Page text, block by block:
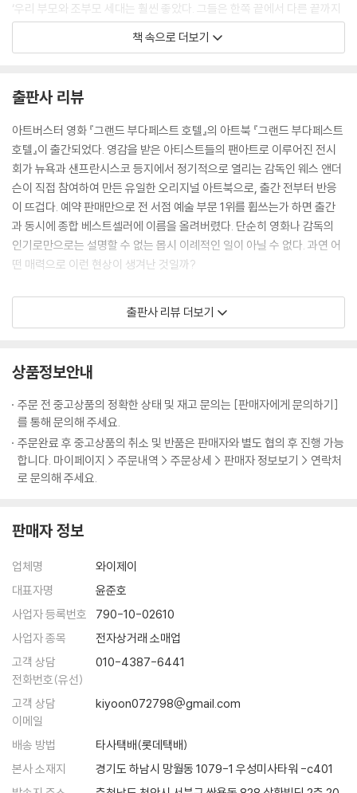
‘우리 부모와 조부모 세대는 훨씬 좋았다. 그들은 한쪽 끝에서 다른 끝까지
깔끔한 일직선으로 조용한 삶을 살았다. 그래서 나는 그들이 부러운가? 잘
모르겠다. 그들은 진짜 고통에서, 악의와 운명의 힘에서 멀리 떨어져 꾸벅
한 공포를 늘 새롭게 신경마다 느껴야 한다. 우리 삶의 매 시간은 세계의 운
명과 연결되어 있다. 비탄으로 또 즐거움으로, 우리는 우리 자신의 작은 삶
저 너머의 역사와 시간을 살아가지만, 그들은 자기 자신 너머의 것은 아무
것도 몰랐다. 그러므로 오늘날 우리 모두는, 가장 어린 인류라도, 우리 선조
의 가장 현명한 사람보다 현실에 대해 천 배는 많이 알고 있다. 그러나 우리
에게 거저 주어지는 것은 아무것도 없다. 우리는 그 대가를 완전히 치렀다.’
---「INTRODUCTION」중에서
마지막 숏들은 ‘유산으로서 스토리’라는 개념을 납득하게 만든다. 늙은 작
었던 것과 비슷한 노퍽 슈트를 입고 있으며 1968년의 호텔 과 비슷한 장식
의 서재에 있다. 젊은 작가의 목소리는 늙은 작가의 음성으로 바뀐다. “매
혹적인 낡은 폐허였지만, 다시 가보지 못했다.” 그리고 다시 묘지에 있는
「CRITICAL ESSAY」중에서
물론 웨스 앤더슨에게 ‘초안 같은 것’은 다른 감독에게는 완성품이다. 그날
본 편집본과 극장에서 개봉된 영화를 비교하면, 눈에 띄게 다른 점이 전혀
없었다. 완성작 같았다. 여러 겹으로 중첩된 스토리 전개 장치부터 시계태
엽처럼 딱 맞물려 돌아가는 등장인물과 사건까지, 영화가 전작들에 비해
어찌나 복잡해 보이는지 딱 한 번만 보고 웨스와 인터뷰할 생각을 하니 두
죠? 그냥 농담이었나요?
A : 아뇨, 그럴 의향이 있습니다.
요? 만약 존재한다면, 그 신은 위에서 지켜보고 있나요, 아니면 직접 간섭
하나요?
A : [긴 침묵] 신이 간섭합니다. ---「웨스 앤더슨 : 세 번째 인터뷰」중에서
츠바이크의 알프스 별장과 그랜드 부다페스트 호텔은 분명히 연결된다. 이
연결은 꼬리를 무는 연상 작용을 선언한다. 유럽의 사라진 과거를 찬양하
어먹게 추잡한 곰보 파시스트 개자식’의 손에 넘어가거나 폭격에 재가 될
지 모를 가능성을 미리 막으려는 구스타브, 구스타브의 스토리를 적당한
책 속으로 더보기
출판사 리뷰
아트버스터 영화 『그랜드 부다페스트 호텔』의 아트북 『그랜드 부다페스트
호텔』이 출간되었다. 영감을 받은 아티스트들의 팬아트로 이루어진 전시
회가 뉴욕과 샌프란시스코 등지에서 정기적으로 열리는 감독인 웨스 앤더
슨이 직접 참여하여 만든 유일한 오리지널 아트북으로, 출간 전부터 반응
이 뜨겁다. 예약 판매만으로 전 서점 예술 부문 1위를 휩쓰는가 하면 출간
과 동시에 종합 베스트셀러에 이름을 올려버렸다. 단순히 영화나 감독의
인기로만으로는 설명할 수 없는 몹시 이례적인 일이 아닐 수 없다. 과연 어
떤 매력으로 이런 현상이 생겨난 것일까?
웨스 앤더슨, 조금 별난 천재의 탄생
생활』(2004))나 야영장(『문라이즈 킹덤』(2012)) 같은 익숙한 장소지
만, 그의 터치를 거치고 나면 지금까지 없던 낯선 세계가 창조된다. ‘앤더슨
터치’라는 신조어가 생길 만큼 시각적 압도가 강력한 탓에 그의 영화는 종
종 패션 필름이라고 폄하되기도 한다. 그러나 그의 영화들이 단순히 인스
타그램용 예쁜 화면으로 머물지 않고 그만의 시그니처로 자리 잡게 된 이
유는 화려한 시각적 이미지 이상의 무엇을 갖고 있기 때문이다. 그는 늘 잊
장 죽어도 영화사에 기록될 감독’이라는 평가를 받는다. 그가 할 하틀리와
쿠엔틴 타란티노 이후 가장 독창적인 세계를 이룬 미국 영화계 감독 중 하
나라는 것은 아무도 의심하지 않는다. 그러나 180cm가 넘는 키에 깡마른
으로 보기에는 칠칠치 못한 껑충한 소년처럼 보인다. 실제로 『로얄 테넌바
움』에서 함께 작업했던 배우 안젤리카 휴스턴은 첫 만남에서 그를 십대 후
반으로 착각했다고 회상한다(웨스 앤더슨은 1969년생이다).
웨스 앤더슨에게 영화는 개인적 기억의 일부이기도 하다. 10살 때 부모가
이혼하자, 그는 거짓말과 난폭한 돌발행위로 학교생활을 망가뜨렸다. 그러
나 그의 상황을 알게 된 학교 선생님(조력자)이 영화광이던 그가 몰두할
출판사 리뷰 더보기
상품정보안내
주문 전 중고상품의 정확한 상태 및 재고 문의는 [판매자에게 문의하기]
를 통해 문의해 주세요.
주문완료 후 중고상품의 취소 및 반품은 판매자와 별도 협의 후 진행 가능
합니다. 마이페이지 > 주문내역 > 주문상세 > 판매자 정보보기 > 연락처
로 문의해 주세요.
판매자 정보
업체명
와이제이
대표자명
윤준호
사업자 등록번호
790-10-02610
사업자 종목
전자상거래 소매업
고객 상담
전화번호(유선)
010-4387-6441
고객 상담
이메일
kiyoon072798@gmail.com
배송 방법
타사택배(롯데택배)
본사 소재지
경기도 하남시 망월동 1079-1 우성미사타워 -c401